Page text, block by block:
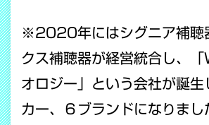
※2020年にはシグニア補聴
クス補聴器が経営統合し、「
オロジー」という会社が誕生
カー、６ブランドになりまし